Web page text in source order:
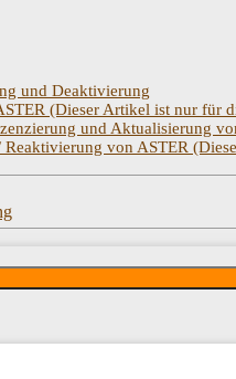
und Deaktivierung
(Dieser Artikel ist nur für
und Aktualisierung
von ASTER